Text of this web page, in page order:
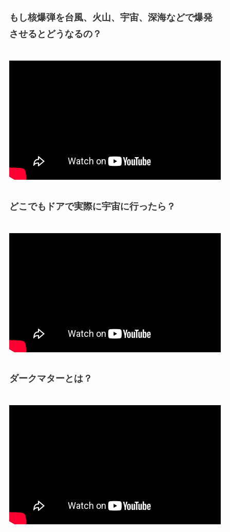
もし核爆弾を台風、火山、宇宙、深海などで爆発
させるとどうなるの？
どこでもドアで実際に宇宙に行ったら？
ダークマターとは？